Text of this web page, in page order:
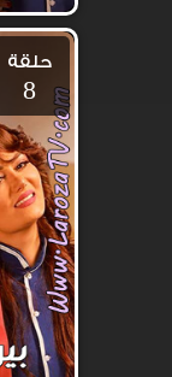
حلقة
8